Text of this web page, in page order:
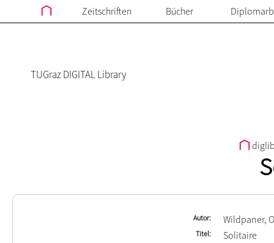
Zeitschriften Bücher
TUGraz DIGITAL Library
Autor Wildpaner,
Titel Solitaire